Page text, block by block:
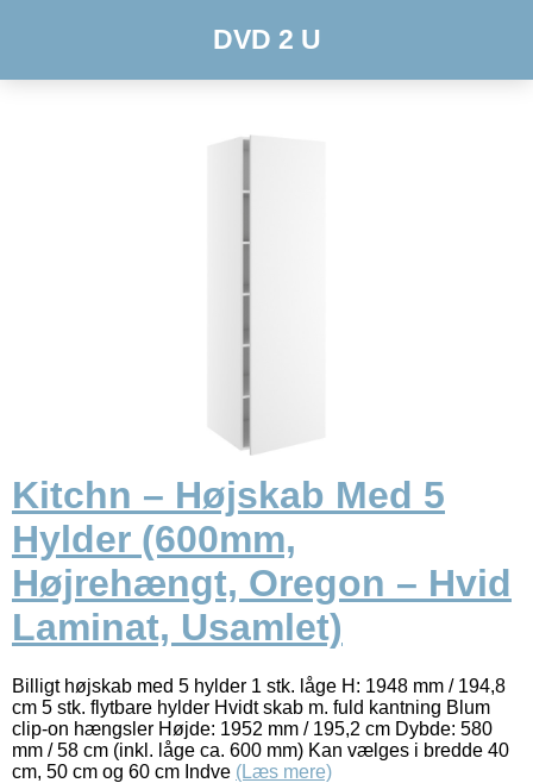
DVD 2 U
Kitchn – Højskab Med 5
Hylder (600mm,
Højrehængt, Oregon – Hvid
Laminat, Usamlet)
Billigt højskab med 5 hylder 1 stk. låge H: 1948 mm / 194,8
cm 5 stk. flytbare hylder Hvidt skab m. fuld kantning Blum
clip-on hængsler Højde: 1952 mm / 195,2 cm Dybde: 580
mm / 58 cm (inkl. låge ca. 600 mm) Kan vælges i bredde 40
cm, 50 cm og 60 cm Indve (Læs mere)